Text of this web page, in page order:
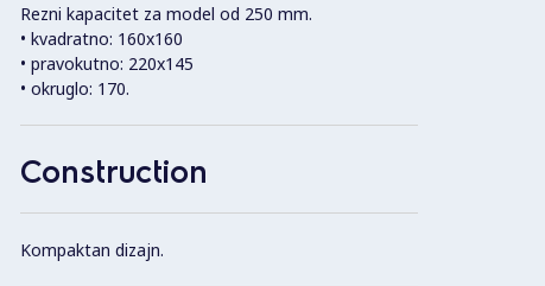
Rezni kapacitet za model od 250 mm.
• kvadratno: 160x160
• pravokutno: 220x145
• okruglo: 170.
Construction
Kompaktan dizajn.